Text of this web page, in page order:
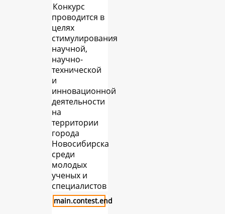
Конкурс
проводится в
целях
стимулирования
научной,
научно-
технической
и
инновационной
деятельности
на
территории
города
Новосибирска
среди
молодых
ученых и
специалистов
main.contest.end